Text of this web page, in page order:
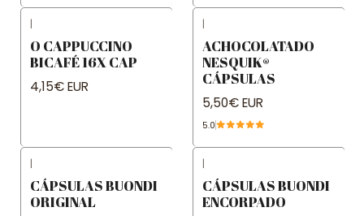
|
O CAPPUCCINO
BICAFÉ 16X CAP
4,15€ EUR
|
ACHOCOLATADO
NESQUIK®
CÁPSULAS
5,50€ EUR
5.0
|
CÁPSULAS BUONDI
ORIGINAL
|
CÁPSULAS BUONDI
ENCORPADO